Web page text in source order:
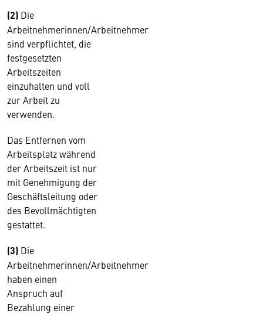
(2) Die
Arbeitnehmerinnen/Arbeitnehmer
sind verpflichtet, die
festgesetzten
Arbeitszeiten
einzuhalten und voll
zur Arbeit zu
verwenden.
Das Entfernen vom
Arbeitsplatz während
der Arbeitszeit ist nur
mit Genehmigung der
Geschäftsleitung oder
des Bevollmächtigten
gestattet.
(3) Die
Arbeitnehmerinnen/Arbeitnehmer
haben einen
Anspruch auf
Bezahlung einer